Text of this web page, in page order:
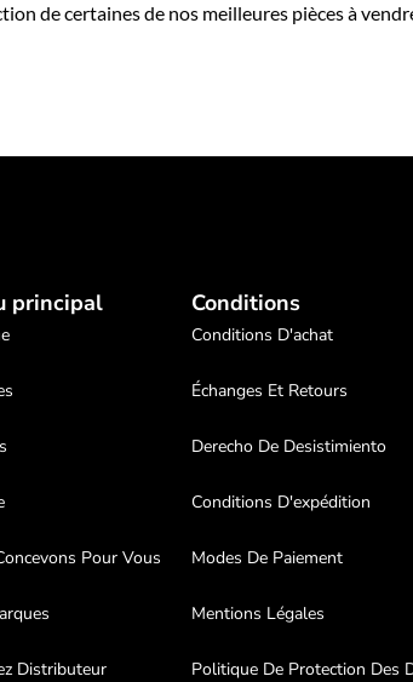
de certaines de nos meilleures pièces à
principal
Pour Vous
Distributeur
Conditions
Conditions D'achat
Échanges Et Retours
Derecho De Desistimiento
Conditions D'expédition
Modes De Paiement
Mentions Légales
Politique De Protection Des